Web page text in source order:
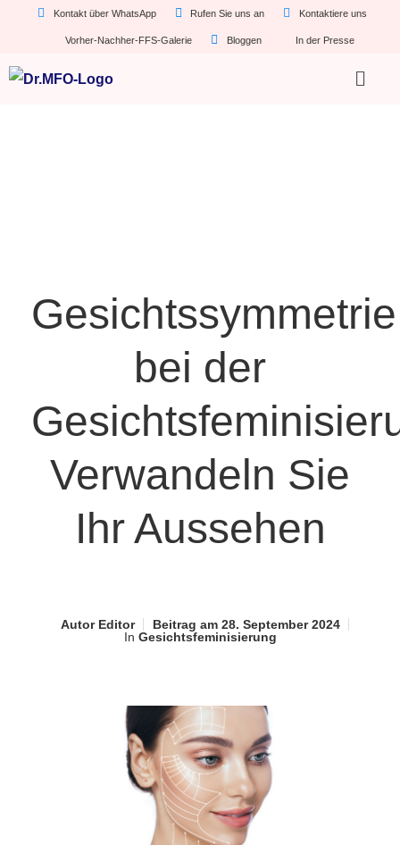
Kontakt über WhatsApp Rufen Sie uns an Kontaktiere uns
Vorher-Nachher-FFS-Galerie Bloggen In der Presse
Gesichtssymmetrie
bei der
Verwandeln Sie
Ihr Aussehen
AutorEditor Beitrag am28. September 2024
In Gesichtsfeminisierung